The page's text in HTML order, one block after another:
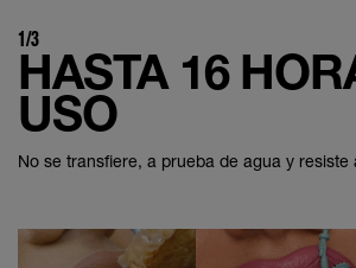
1/3
HASTA 16
USO
No se transfiere, a prueba de agua y resiste